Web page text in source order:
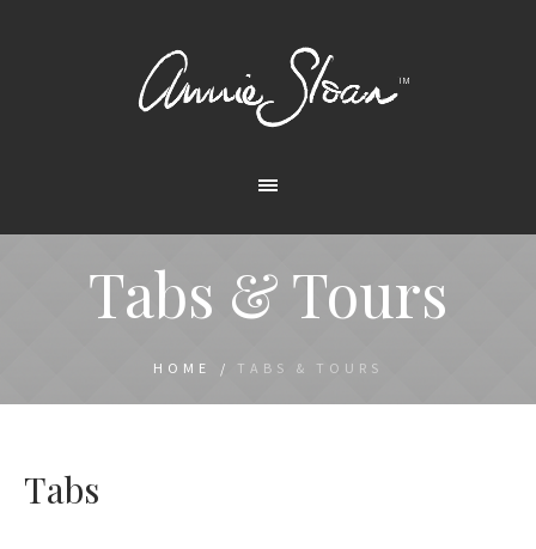
Tabs & Tours
HOME / TABS & TOURS
Tabs